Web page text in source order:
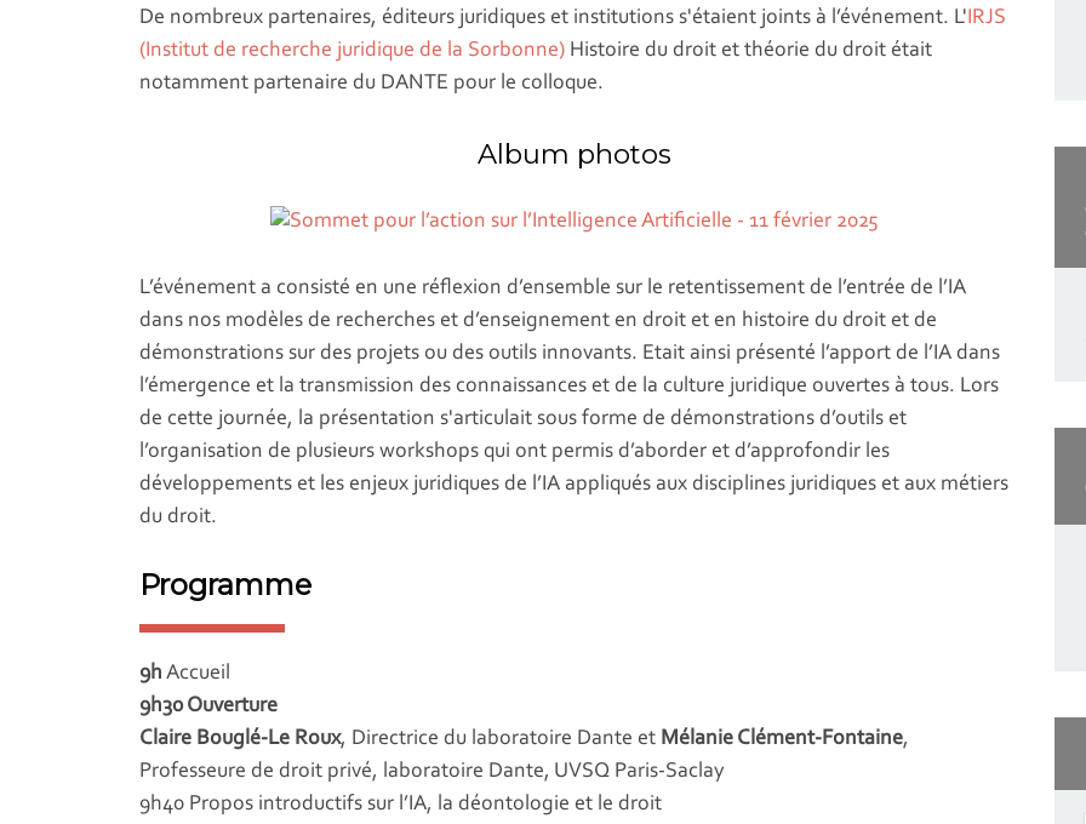
De nombreux partenaires, éditeurs juridiques et institutions s'étaient joints à l’événement. L'IRJS
(Institut de recherche juridique de la Sorbonne) Histoire du droit et théorie du droit était
notamment partenaire du DANTE pour le colloque.
Album photos
L’événement a consisté en une réflexion d’ensemble sur le retentissement de l’entrée de l’IA
dans nos modèles de recherches et d’enseignement en droit et en histoire du droit et de
démonstrations sur des projets ou des outils innovants. Etait ainsi présenté l’apport de l’IA dans
l’émergence et la transmission des connaissances et de la culture juridique ouvertes à tous. Lors
de cette journée, la présentation s'articulait sous forme de démonstrations d’outils et
l’organisation de plusieurs workshops qui ont permis d’aborder et d’approfondir les
développements et les enjeux juridiques de l’IA appliqués aux disciplines juridiques et aux métiers
du droit.
Programme
9h Accueil
9h30 Ouverture
Claire Bouglé-Le Roux, Directrice du laboratoire Dante et Mélanie Clément-Fontaine,
Professeure de droit privé, laboratoire Dante, UVSQ Paris-Saclay
9h40 Propos introductifs sur l’IA, la déontologie et le droit